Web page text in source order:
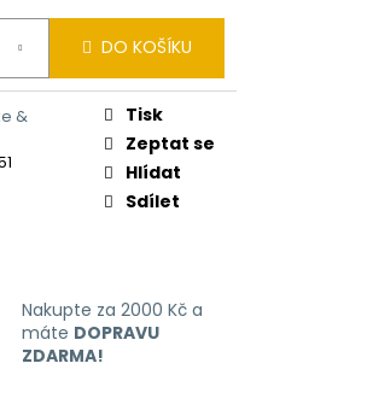
DO KOŠÍKU
&
Tisk
Zeptat se
Hlídat
Sdílet
Nakupte za 2000 Kč a
máte DOPRAVU
ZDARMA!